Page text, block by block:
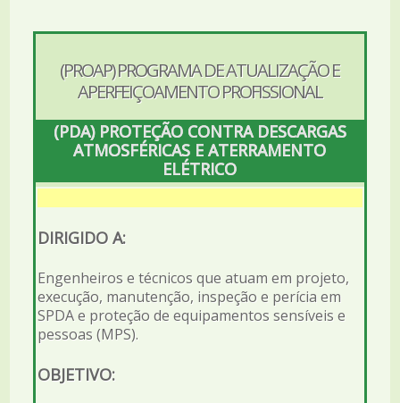
(PROAP) PROGRAMA DE ATUALIZAÇÃO E
APERFEIÇOAMENTO PROFISSIONAL
(PDA) PROTEÇÃO CONTRA DESCARGAS
ATMOSFÉRICAS E ATERRAMENTO
ELÉTRICO
DIRIGIDO A:
Engenheiros e técnicos que atuam em projeto,
execução, manutenção, inspeção e perícia em
SPDA e proteção de equipamentos sensíveis e
pessoas (MPS).
OBJETIVO: